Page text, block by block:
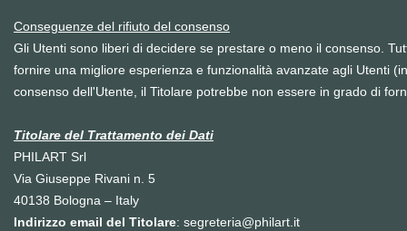
Conseguenze del rifiuto del consenso
Gli Utenti sono liberi di decidere se prestare o meno il consenso.
fornire una migliore esperienza e funzionalità avanzate agli Utenti
consenso dell'Utente, il Titolare potrebbe non essere in grado di
Titolare del Trattamento dei Dati
PHILART Srl
Via Giuseppe Rivani n. 5
40138 Bologna – Italy
Indirizzo email del Titolare: segreteria@philart.it